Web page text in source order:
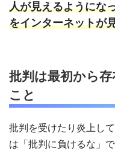
人が見えるようにな
をインターネットが
批判は最初から
こと
批判を受けたり炎上し
は「批判に負けるな」で